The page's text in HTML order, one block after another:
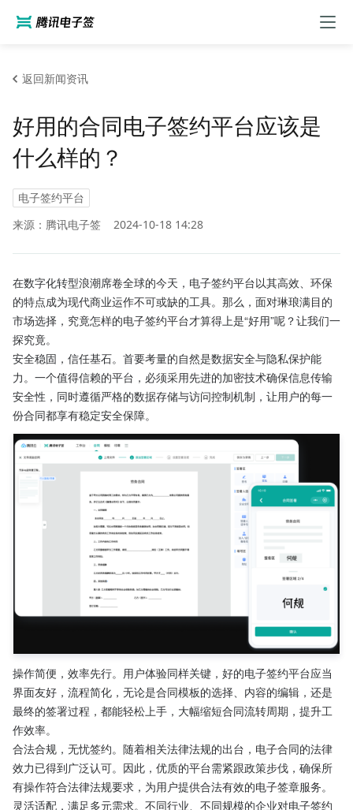
返回新闻资讯
好用的合同电子签约平台应该是
什么样的？
电子签约平台
来源：腾讯电子签
2024-10-18 14:28
在数字化转型浪潮席卷全球的今天，电子签约平台以其高效、环保
的特点成为现代商业运作不可或缺的工具。那么，面对琳琅满目的
市场选择，究竟怎样的电子签约平台才算得上是“好用”呢？让我们一
探究竟。
安全稳固，信任基石。首要考量的自然是数据安全与隐私保护能
力。一个值得信赖的平台，必须采用先进的加密技术确保信息传输
安全性，同时遵循严格的数据存储与访问控制机制，让用户的每一
份合同都享有稳定安全保障。
操作简便，效率先行。用户体验同样关键，好的电子签约平台应当
界面友好，流程简化，无论是合同模板的选择、内容的编辑，还是
最终的签署过程，都能轻松上手，大幅缩短合同流转周期，提升工
作效率。
合法合规，无忧签约。随着相关法律法规的出台，电子合同的法律
效力已得到广泛认可。因此，优质的平台需紧跟政策步伐，确保所
有操作符合法律法规要求，为用户提供合法有效的电子签章服务。
灵活适配，满足多元需求。不同行业、不同规模的企业对电子签约